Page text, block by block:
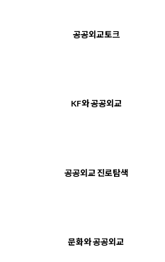
공공외교토크
KF와 공공외교
공공외교 진로탐색
문화와 공공외교